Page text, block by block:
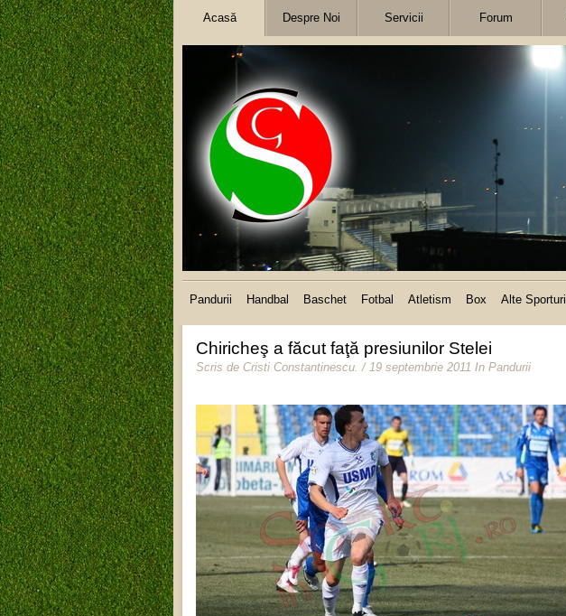
Acasă Despre Noi Servicii Forum
Pandurii Handbal Baschet Fotbal Atletism Box Alte Sporturi
Chiricheş a făcut faţă presiunilor Stelei
Scris de Cristi Constantinescu. / 19 septembrie 2011 In Pandurii